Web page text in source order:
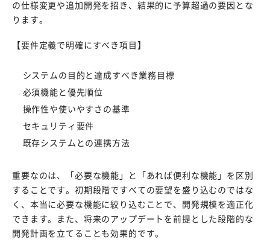
の仕様変更や追加開発を招き、結果的に予算超過の要因とな
ります。
【要件定義で明確にすべき項目】
システムの目的と達成すべき業務目標
必須機能と優先順位
操作性や使いやすさの基準
セキュリティ要件
既存システムとの連携方法
重要なのは、「必要な機能」と「あれば便利な機能」を区別
することです。初期段階ですべての要望を盛り込むのではな
く、本当に必要な機能に絞り込むことで、開発規模を適正化
できます。また、将来のアップデートを前提とした段階的な
開発計画を立てることも効果的です。